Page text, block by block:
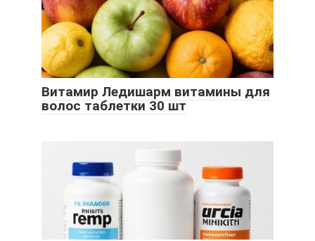
Витамир Ледишарм витамины для
волос таблетки 30 шт